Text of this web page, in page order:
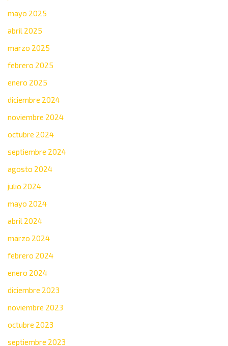
mayo 2025
abril 2025
marzo 2025
febrero 2025
enero 2025
diciembre 2024
noviembre 2024
octubre 2024
septiembre 2024
agosto 2024
julio 2024
mayo 2024
abril 2024
marzo 2024
febrero 2024
enero 2024
diciembre 2023
noviembre 2023
octubre 2023
septiembre 2023